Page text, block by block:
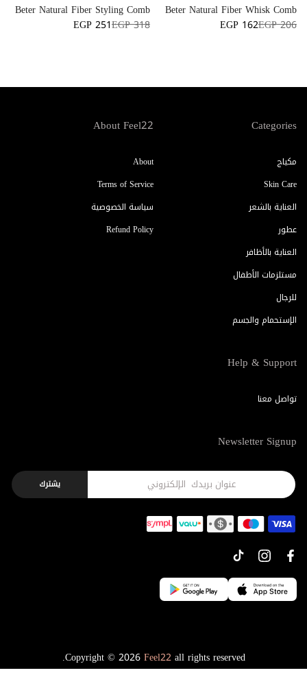
Beter Natural Fiber Styling Comb
EGP 318
EGP 251
Beter Natural Fiber Whisk Comb
EGP 206
EGP 162
Categories
مكياج
Skin Care
العناية بالشعر
عطور
العناية بالأظافر
مستلزمات الأطفال
للرجال
الإستحمام والجسم
About Feel22
About
Terms of Service
سياسة الخصوصية
Refund Policy
Help & Support
تواصل معنا
Newsletter Signup
يشترك
Copyright © 2026Feel22all rights reserved.